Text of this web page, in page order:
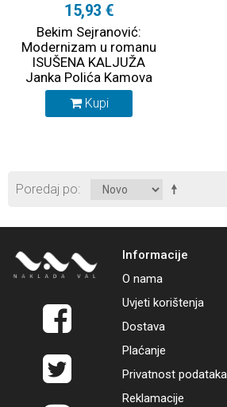
15,93 €
Bekim Sejranović:
Modernizam u romanu
ISUŠENA KALJUŽA
Janka Polića Kamova
Kupi
Poredaj po
Informacije
O nama
Uvjeti korištenja
Dostava
Plaćanje
Privatnost podataka
Reklamacije